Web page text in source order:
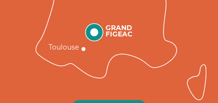
GRAND
FIGEAC
Toulouse